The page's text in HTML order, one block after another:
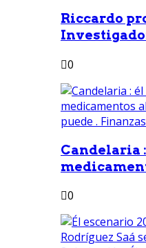
Riccardo
0
Candelaria
0